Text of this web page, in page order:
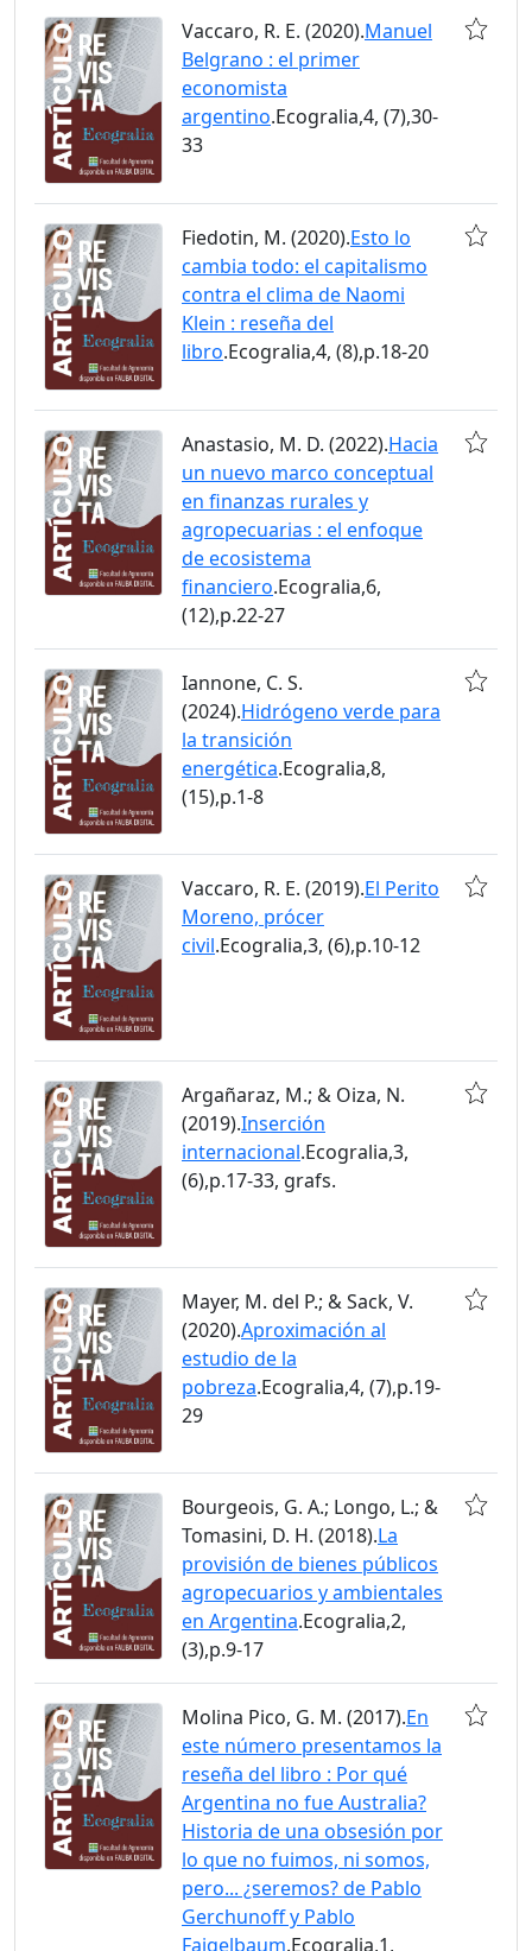
Vaccaro, R. E. (2020).Manuel
Belgrano : el primer
economista
argentino.Ecogralia,4, (7),30-
33
Fiedotin, M. (2020).Esto lo
cambia todo: el capitalismo
contra el clima de Naomi
Klein : reseña del
libro.Ecogralia,4, (8),p.18-20
Anastasio, M. D. (2022).Hacia
un nuevo marco conceptual
en finanzas rurales y
agropecuarias : el enfoque
de ecosistema
financiero.Ecogralia,6,
(12),p.22-27
Iannone, C. S.
(2024).Hidrógeno verde para
la transición
energética.Ecogralia,8,
(15),p.1-8
Vaccaro, R. E. (2019).El Perito
Moreno, prócer
civil.Ecogralia,3, (6),p.10-12
Argañaraz, M.; & Oiza, N.
(2019).Inserción
internacional.Ecogralia,3,
(6),p.17-33, grafs.
Mayer, M. del P.; & Sack, V.
(2020).Aproximación al
estudio de la
pobreza.Ecogralia,4, (7),p.19-
29
Bourgeois, G. A.; Longo, L.; &
Tomasini, D. H. (2018).La
provisión de bienes públicos
agropecuarios y ambientales
en Argentina.Ecogralia,2,
(3),p.9-17
Molina Pico, G. M. (2017).En
este número presentamos la
reseña del libro : Por qué
Argentina no fue Australia?
Historia de una obsesión por
lo que no fuimos, ni somos,
pero... ¿seremos? de Pablo
Gerchunoff y Pablo
Fajgelbaum.Ecogralia,1,